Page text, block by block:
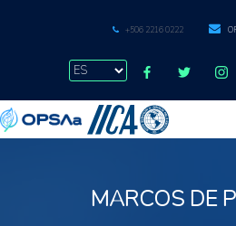
+506 2216 0222
MARCOS DE